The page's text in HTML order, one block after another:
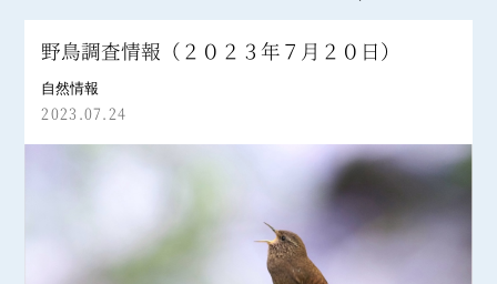
野鳥調査情報（２０２３年７月２０日）
自然情報
2023.07.24